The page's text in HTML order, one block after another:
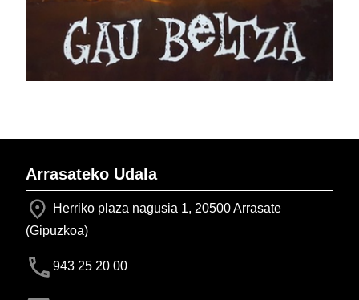
Arrasateko Udala
Herriko plaza nagusia 1, 20500 Arrasate
(Gipuzkoa)
943 25 20 00